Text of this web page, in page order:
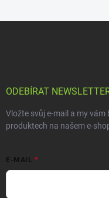
ODEBÍRAT
Vložte svůj e-mail a my
produktech na našem e-
E-MAIL